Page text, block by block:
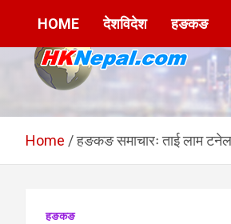
HKNepal.com
हङकङबाट
hknepal, hknepal.com, hk nepal, hk
HOME देशविदेश हङकङ
Home हङकङ समाचारः ताई लाम
हङकङ